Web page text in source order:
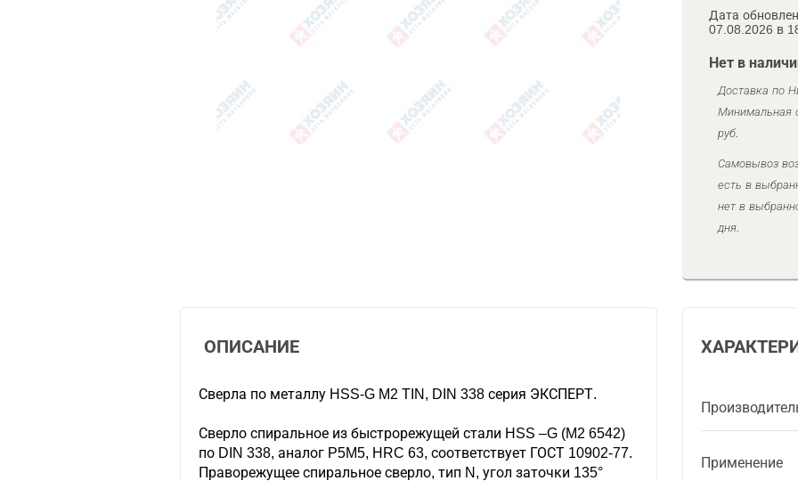
Дата
07.08.2026 в
Нет в
Доставка по
Минимальная
руб.
Самовывоз
есть в
нет в
дня.
Применение
ОПИСАНИЕ
Сверла по металлу HSS-G M2 TIN, DIN 338 серия ЭКСПЕРТ.
Сверло спиральное из быстрорежущей стали HSS –G (M2 6542)
по DIN 338, аналог P5M5, HRC 63, соответствует ГОСТ 10902-77.
Праворежущее спиральное сверло, тип N, угол заточки 135°